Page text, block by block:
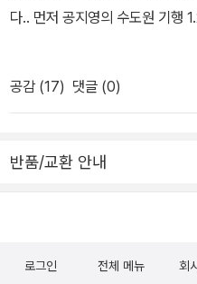
듯..! 사실 책의 내용은 다른 훈련
을 알수있다그러나 이 방법또
반려동물과 관련된 단어는교육,
단어가 아닐까 싶은데이책에서
어줄을 이용하는것..은 나와는 견
는 개들과는 키우는 성격자체가
되고있구나,개에대한 사람들의
다.. 먼저 공지영의 수도원 기행 1.2 스탈당의 수도원 1.2 제인오
다. 필사이야기도.... 1권 1/3쯤 읽
그런데 너무 어렵다.. 언제 읽을 수 있으려나.. 그
라.. 이 책은 1991년 미국에서
공감 (17) 댓글 (0)
반품/교환 안내
로그인 전체 메뉴 회